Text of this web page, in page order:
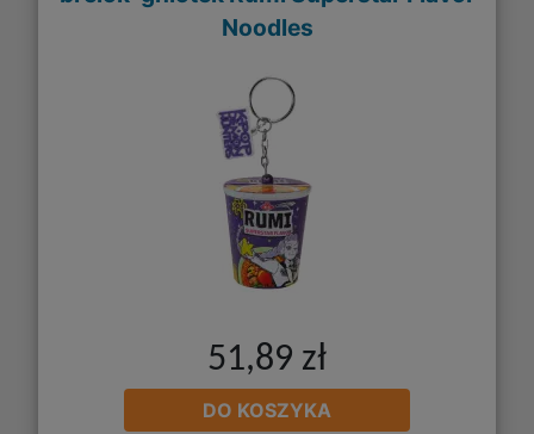
Noodles
51,89 zł
DO KOSZYKA